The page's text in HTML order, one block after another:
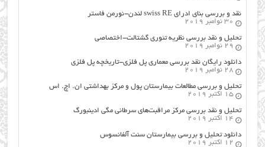
نقد و بررسی بنای ادرای swiss RE لندن-نورمن فاستر
30 نوامبر 2019
تحلیل و نقد بررسی نظریه تئوری گشتالت-اختصاصی
29 نوامبر 2019
دانلود رایگان نقد بررسی معماری پل فلزی-تاریخچه پل فلزی
28 نوامبر 2019
تحلیل و بررسی مطالعات بیمارستان پول و مرکز بهداشتی ان. اچ. اس
15 اکتبر 2019
تحلیل و نقد بررسی مرکز مراقبت‌های سرطانی مگی ادینبورگ
14 اکتبر 2019
دانلود تحلیل و بررسی بیمارستان سنت آلفانسوس
12 اکتبر 2019